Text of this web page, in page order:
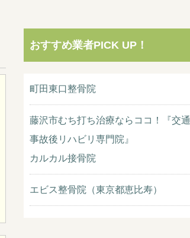
おすすめ業者PICK UP！
町田東口整骨院
藤沢市むち打ち治療ならココ！『交通
事故後リハビリ専門院』
カルカル接骨院
エビス整骨院（東京都恵比寿）